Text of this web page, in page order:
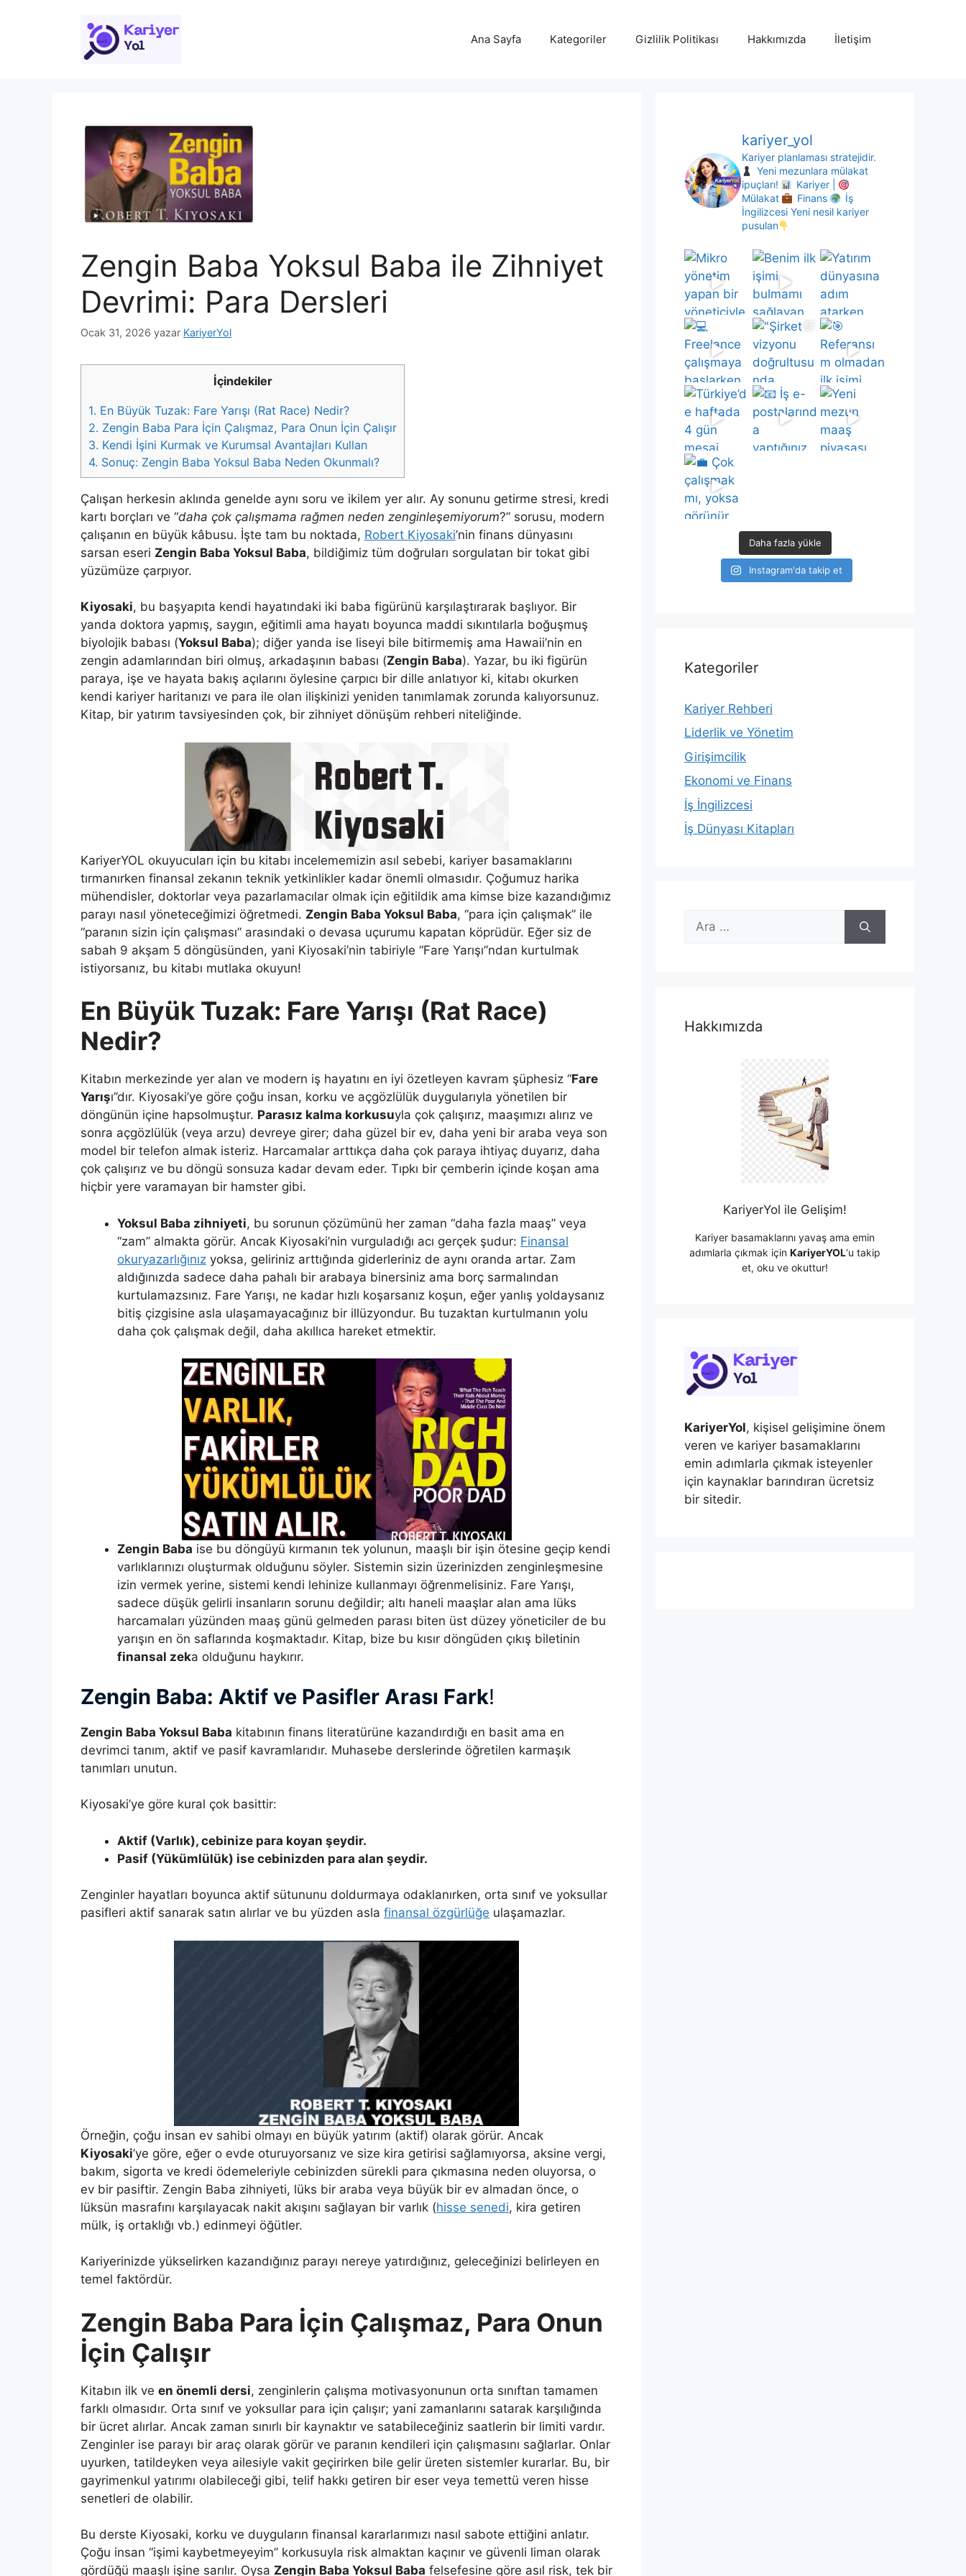
Ana Sayfa Kategoriler Gizlilik Politikası Hakkımızda İletişim
Zengin Baba Yoksul Baba ile Zihniyet
Devrimi: Para Dersleri
Ocak 31, 2026 yazar KariyerYol
İçindekiler
1. En Büyük Tuzak: Fare Yarışı (Rat Race) Nedir?
2. Zengin Baba Para İçin Çalışmaz, Para Onun İçin Çalışır
3. Kendi İşini Kurmak ve Kurumsal Avantajları Kullan
4. Sonuç: Zengin Baba Yoksul Baba Neden Okunmalı?
Çalışan herkesin aklında genelde aynı soru ve ikilem yer alır. Ay sonunu getirme stresi, kredi
kartı borçları ve “daha çok çalışmama rağmen neden zenginleşemiyorum?” sorusu, modern
çalışanın en büyük kâbusu. İşte tam bu noktada, Robert Kiyosaki’nin finans dünyasını
sarsan eseri Zengin Baba Yoksul Baba, bildiğimiz tüm doğruları sorgulatan bir tokat gibi
yüzümüze çarpıyor.
Kiyosaki, bu başyapıta kendi hayatındaki iki baba figürünü karşılaştırarak başlıyor. Bir
yanda doktora yapmış, saygın, eğitimli ama hayatı boyunca maddi sıkıntılarla boğuşmuş
biyolojik babası (Yoksul Baba); diğer yanda ise liseyi bile bitirmemiş ama Hawaii’nin en
zengin adamlarından biri olmuş, arkadaşının babası (Zengin Baba). Yazar, bu iki figürün
paraya, işe ve hayata bakış açılarını öylesine çarpıcı bir dille anlatıyor ki, kitabı okurken
kendi kariyer haritanızı ve para ile olan ilişkinizi yeniden tanımlamak zorunda kalıyorsunuz.
Kitap, bir yatırım tavsiyesinden çok, bir zihniyet dönüşüm rehberi niteliğinde.
KariyerYOL okuyucuları için bu kitabı incelememizin asıl sebebi, kariyer basamaklarını
tırmanırken finansal zekanın teknik yetkinlikler kadar önemli olmasıdır. Çoğumuz harika
mühendisler, doktorlar veya pazarlamacılar olmak için eğitildik ama kimse bize kazandığımız
parayı nasıl yöneteceğimizi öğretmedi. Zengin Baba Yoksul Baba, “para için çalışmak” ile
“paranın sizin için çalışması” arasındaki o devasa uçurumu kapatan köprüdür. Eğer siz de
sabah 9 akşam 5 döngüsünden, yani Kiyosaki’nin tabiriyle “Fare Yarışı”ndan kurtulmak
istiyorsanız, bu kitabı mutlaka okuyun!
En Büyük Tuzak: Fare Yarışı (Rat Race)
Nedir?
Kitabın merkezinde yer alan ve modern iş hayatını en iyi özetleyen kavram şüphesiz “Fare
Yarışı”dır. Kiyosaki’ye göre çoğu insan, korku ve açgözlülük duygularıyla yönetilen bir
döngünün içine hapsolmuştur. Parasız kalma korkusuyla çok çalışırız, maaşımızı alırız ve
sonra açgözlülük (veya arzu) devreye girer; daha güzel bir ev, daha yeni bir araba veya son
model bir telefon almak isteriz. Harcamalar arttıkça daha çok paraya ihtiyaç duyarız, daha
çok çalışırız ve bu döngü sonsuza kadar devam eder. Tıpkı bir çemberin içinde koşan ama
hiçbir yere varamayan bir hamster gibi.
Yoksul Baba zihniyeti, bu sorunun çözümünü her zaman “daha fazla maaş” veya
“zam” almakta görür. Ancak Kiyosaki’nin vurguladığı acı gerçek şudur: Finansal
okuryazarlığınız yoksa, geliriniz arttığında giderleriniz de aynı oranda artar. Zam
aldığınızda sadece daha pahalı bir arabaya binersiniz ama borç sarmalından
kurtulamazsınız. Fare Yarışı, ne kadar hızlı koşarsanız koşun, eğer yanlış yoldaysanız
bitiş çizgisine asla ulaşamayacağınız bir illüzyondur. Bu tuzaktan kurtulmanın yolu
daha çok çalışmak değil, daha akıllıca hareket etmektir.
Zengin Baba ise bu döngüyü kırmanın tek yolunun, maaşlı bir işin ötesine geçip kendi
varlıklarınızı oluşturmak olduğunu söyler. Sistemin sizin üzerinizden zenginleşmesine
izin vermek yerine, sistemi kendi lehinize kullanmayı öğrenmelisiniz. Fare Yarışı,
sadece düşük gelirli insanların sorunu değildir; altı haneli maaşlar alan ama lüks
harcamaları yüzünden maaş günü gelmeden parası biten üst düzey yöneticiler de bu
yarışın en ön saflarında koşmaktadır. Kitap, bize bu kısır döngüden çıkış biletinin
finansal zeka olduğunu haykırır.
Zengin Baba: Aktif ve Pasifler Arası Fark!
Zengin Baba Yoksul Baba kitabının finans literatürüne kazandırdığı en basit ama en
devrimci tanım, aktif ve pasif kavramlarıdır. Muhasebe derslerinde öğretilen karmaşık
tanımları unutun.
Kiyosaki’ye göre kural çok basittir:
Aktif (Varlık), cebinize para koyan şeydir.
Pasif (Yükümlülük) ise cebinizden para alan şeydir.
Zenginler hayatları boyunca aktif sütununu doldurmaya odaklanırken, orta sınıf ve yoksullar
pasifleri aktif sanarak satın alırlar ve bu yüzden asla finansal özgürlüğe ulaşamazlar.
Örneğin, çoğu insan ev sahibi olmayı en büyük yatırım (aktif) olarak görür. Ancak
Kiyosaki’ye göre, eğer o evde oturuyorsanız ve size kira getirisi sağlamıyorsa, aksine vergi,
bakım, sigorta ve kredi ödemeleriyle cebinizden sürekli para çıkmasına neden oluyorsa, o
ev bir pasiftir. Zengin Baba zihniyeti, lüks bir araba veya büyük bir ev almadan önce, o
lüksün masrafını karşılayacak nakit akışını sağlayan bir varlık (hisse senedi, kira getiren
mülk, iş ortaklığı vb.) edinmeyi öğütler.
Kariyerinizde yükselirken kazandığınız parayı nereye yatırdığınız, geleceğinizi belirleyen en
temel faktördür.
Zengin Baba Para İçin Çalışmaz, Para Onun
İçin Çalışır
Kitabın ilk ve en önemli dersi, zenginlerin çalışma motivasyonunun orta sınıftan tamamen
farklı olmasıdır. Orta sınıf ve yoksullar para için çalışır; yani zamanlarını satarak karşılığında
bir ücret alırlar. Ancak zaman sınırlı bir kaynaktır ve satabileceğiniz saatlerin bir limiti vardır.
Zenginler ise parayı bir araç olarak görür ve paranın kendileri için çalışmasını sağlarlar. Onlar
uyurken, tatildeyken veya ailesiyle vakit geçirirken bile gelir üreten sistemler kurarlar. Bu, bir
gayrimenkul yatırımı olabileceği gibi, telif hakkı getiren bir eser veya temettü veren hisse
senetleri de olabilir.
Bu derste Kiyosaki, korku ve duyguların finansal kararlarımızı nasıl sabote ettiğini anlatır.
Çoğu insan “işimi kaybetmeyeyim” korkusuyla risk almaktan kaçınır ve güvenli liman olarak
gördüğü maaşlı işine sarılır. Oysa Zengin Baba Yoksul Baba felsefesine göre asıl risk, tek bir
kariyer_yol
Kariyer planlaması stratejidir.
Yeni mezunlara mülakat
ipuçları!
Kariyer |
Mülakat
Finans
İş
İngilizcesi Yeni nesil kariyer
pusulan
Daha fazla yükle
Instagram'da takip et
Kategoriler
Kariyer Rehberi
Liderlik ve Yönetim
Girişimcilik
Ekonomi ve Finans
İş İngilizcesi
İş Dünyası Kitapları
için
Hakkımızda
KariyerYol ile Gelişim!
Kariyer basamaklarını yavaş ama emin
adımlarla çıkmak için KariyerYOL‘u takip
et, oku ve okuttur!
KariyerYol, kişisel gelişimine önem
veren ve kariyer basamaklarını
emin adımlarla çıkmak isteyenler
için kaynaklar barındıran ücretsiz
bir sitedir.